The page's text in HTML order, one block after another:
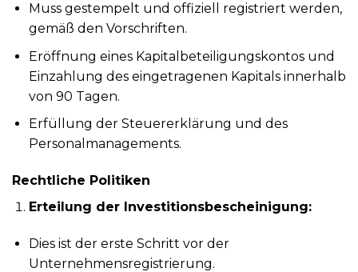
Muss gestempelt und offiziell registriert werden,
gemäß den Vorschriften.
Eröffnung eines Kapitalbeteiligungskontos und
Einzahlung des eingetragenen Kapitals innerhalb
von 90 Tagen.
Erfüllung der Steuererklärung und des
Personalmanagements.
Rechtliche Politiken
Erteilung der Investitionsbescheinigung:
Dies ist der erste Schritt vor der
Unternehmensregistrierung.